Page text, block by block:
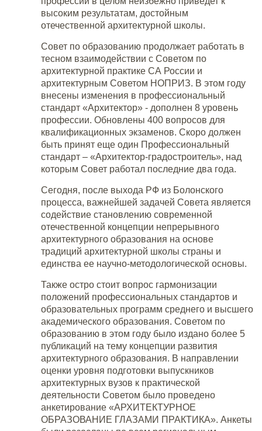
высоким результатам, достойным
отечественной архитектурной школы.
Совет по образованию продолжает работать в
тесном взаимодействии с Советом по
архитектурной практике СА России и
архитектурным Советом НОПРИЗ. В этом году
внесены изменения в профессиональный
стандарт «Архитектор» - дополнен 8 уровень
профессии. Обновлены 400 вопросов для
квалификационных экзаменов. Скоро должен
быть принят еще один Профессиональный
стандарт – «Архитектор-градостроитель», над
которым Совет работал последние два года.
Сегодня, после выхода РФ из Болонского
процесса, важнейшей задачей Совета является
содействие становлению современной
отечественной концепции непрерывного
архитектурного образования на основе
традиций архитектурной школы страны и
единства ее научно-методологической основы.
Также остро стоит вопрос гармонизации
положений профессиональных стандартов и
образовательных программ среднего и высшего
академического образования. Советом по
образованию в этом году было издано более 5
публикаций на тему концепции развития
архитектурного образования. В направлении
оценки уровня подготовки выпускников
архитектурных вузов к практической
деятельности Советом было проведено
анкетирование «АРХИТЕКТУРНОЕ
ОБРАЗОВАНИЕ ГЛАЗАМИ ПРАКТИКА». Анкеты